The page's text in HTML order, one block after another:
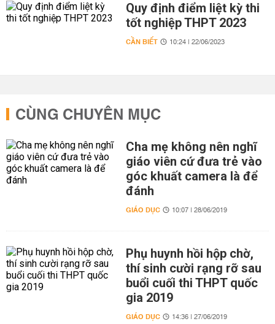
Quy định điểm liệt kỳ thi
tốt nghiệp THPT 2023
CẦN BIẾT 10:24 | 22/06/2023
CÙNG CHUYÊN MỤC
Cha mẹ không nên nghĩ
giáo viên cứ đưa trẻ vào
góc khuất camera là để
đánh
GIÁO DỤC 10:07 | 28/06/2019
Phụ huynh hồi hộp chờ,
thí sinh cười rạng rỡ sau
buổi cuối thi THPT quốc
gia 2019
GIÁO DỤC 14:36 | 27/06/2019